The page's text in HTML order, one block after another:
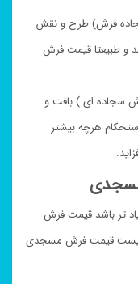
فرش) طرح و نقش
و طبیعتا قیمت فرش
سجاده ای ) بافت و
هرچه بیشتر
تر باشد قیمت فرش
لیست قیمت فرش مسجدی